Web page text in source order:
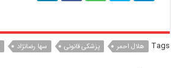
Tags هلال احمر پزشکی قانونی سها رضانژاد